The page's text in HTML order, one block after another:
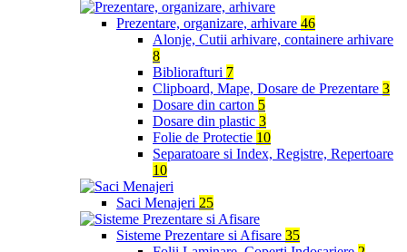
Prezentare, organizare, arhivare 46
Alonje, Cutii arhivare, containere arhivare
8
Bibliorafturi 7
Clipboard, Mape, Dosare de Prezentare 3
Dosare din carton 5
Dosare din plastic 3
Folie de Protectie 10
Separatoare si Index, Registre, Repertoare
10
Saci Menajeri 25
Sisteme Prezentare si Afisare 35